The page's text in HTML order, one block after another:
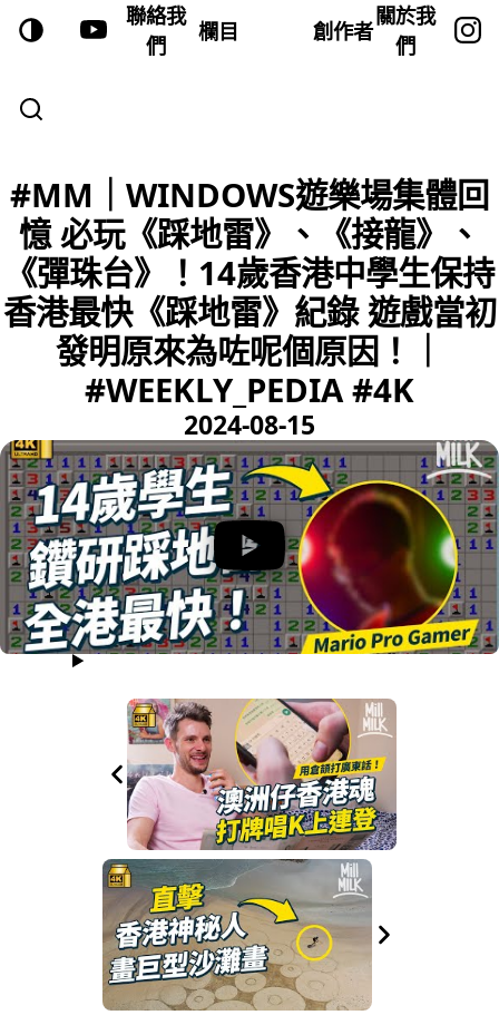
聯絡我
們
欄目 創作者
關於我
們
#MM｜WINDOWS遊樂場集體回
憶 必玩《踩地雷》、《接龍》、
《彈珠台》！14歲香港中學生保持
香港最快《踩地雷》紀錄 遊戲當初
發明原來為咗呢個原因！｜
#WEEKLY_PEDIA #4K
2024-08-15